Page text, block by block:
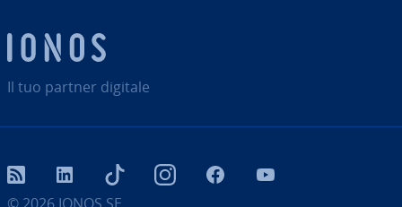
Il tuo partner digitale
RSS LinkedIn tiktok InstagramFacebook